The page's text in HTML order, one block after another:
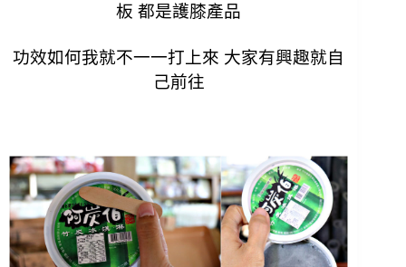
板 都是護膝產品
功效如何我就不一一打上來 大家有興趣就自
己前往